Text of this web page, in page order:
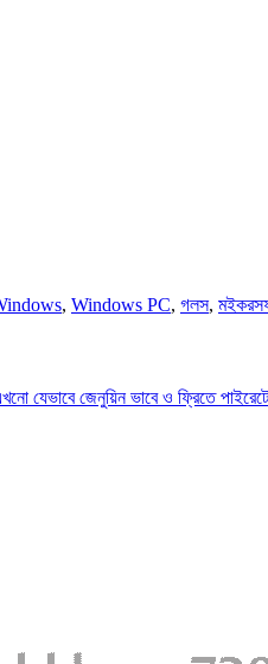
, Windows PC, গলস,
যেভাবে জেনুয়িন ভাবে ও ফ্রিতে